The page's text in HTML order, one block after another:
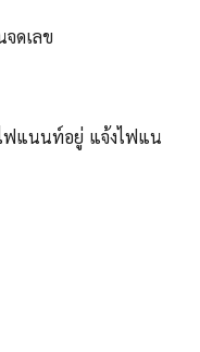
ดเลข
ไฟแนนท์อยู่ แจ้งไฟแน